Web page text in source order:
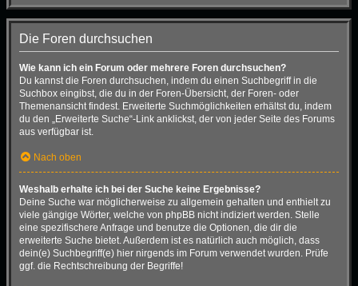
Die Foren durchsuchen
Wie kann ich ein Forum oder mehrere Foren durchsuchen?
Du kannst die Foren durchsuchen, indem du einen Suchbegriff in die
Suchbox eingibst, die du in der Foren-Übersicht, der Foren- oder
Themenansicht findest. Erweiterte Suchmöglichkeiten erhältst du, indem
du den „Erweiterte Suche“-Link anklickst, der von jeder Seite des Forums
aus verfügbar ist.
Nach oben
Weshalb erhalte ich bei der Suche keine Ergebnisse?
Deine Suche war möglicherweise zu allgemein gehalten und enthielt zu
viele gängige Wörter, welche von phpBB nicht indiziert werden. Stelle
eine spezifischere Anfrage und benutze die Optionen, die dir die
erweiterte Suche bietet. Außerdem ist es natürlich auch möglich, dass
dein(e) Suchbegriff(e) hier nirgends im Forum verwendet wurden. Prüfe
ggf. die Rechtschreibung der Begriffe!